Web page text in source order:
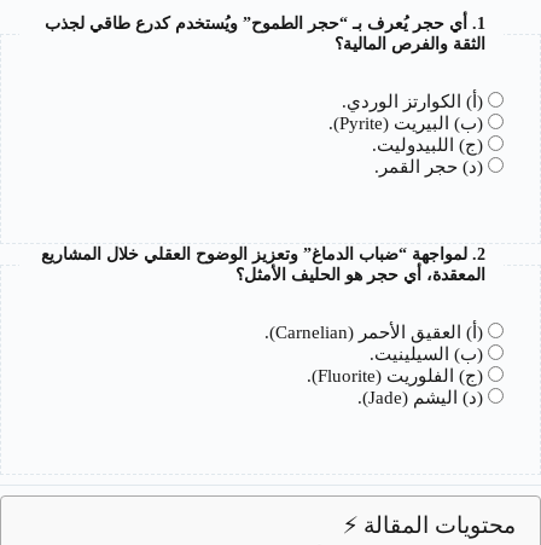
1. أي حجر يُعرف بـ “حجر الطموح” ويُستخدم كدرع طاقي لجذب
الثقة والفرص المالية؟
(أ) الكوارتز الوردي.
(ب) البيريت (Pyrite).
(ج) اللبيدوليت.
(د) حجر القمر.
2. لمواجهة “ضباب الدماغ” وتعزيز الوضوح العقلي خلال المشاريع
المعقدة، أي حجر هو الحليف الأمثل؟
(أ) العقيق الأحمر (Carnelian).
(ب) السيلينيت.
(ج) الفلوريت (Fluorite).
(د) اليشم (Jade).
محتويات المقالة ⚡